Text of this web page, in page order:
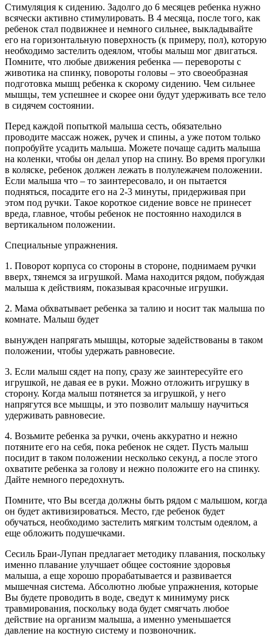
Стимуляция к сидению. Задолго до 6 месяцев ребенка нужно
всячески активно стимулировать. В 4 месяца, после того, как
ребенок стал подвижнее и немного сильнее, выкладывайте
его на горизонтальную поверхность (к примеру, пол), которую
необходимо застелить одеялом, чтобы малыш мог двигаться.
Помните, что любые движения ребенка — перевороты с
животика на спинку, повороты головы – это своеобразная
подготовка мышц ребенка к скорому сидению. Чем сильнее
мышцы, тем успешнее и скорее они будут удерживать все тело
в сидячем состоянии.
Перед каждой попыткой малыша сесть, обязательно
проводите массаж ножек, ручек и спины, а уже потом только
попробуйте усадить малыша. Можете почаще садить малыша
на коленки, чтобы он делал упор на спину. Во время прогулки
в коляске, ребенок должен лежать в полулежачем положении.
Если малыша что – то заинтересовало, и он пытается
подняться, посадите его на 2-3 минуты, придерживая при
этом под ручки. Такое короткое сидение вовсе не принесет
вреда, главное, чтобы ребенок не постоянно находился в
вертикальном положении.
Специальные упражнения.
1. Поворот корпуса со стороны в стороне, поднимаем ручки
вверх, тянемся за игрушкой. Мама находится рядом, побуждая
малыша к действиям, показывая красочные игрушки.
2. Мама обхватывает ребенка за талию и носит так малыша по
комнате. Малыш будет
вынужден напрягать мышцы, которые задействованы в таком
положении, чтобы удержать равновесие.
3. Если малыш сядет на попу, сразу же заинтересуйте его
игрушкой, не давая ее в руки. Можно отложить игрушку в
сторону. Когда малыш потянется за игрушкой, у него
напрягутся все мышцы, и это позволит малышу научиться
удерживать равновесие.
4. Возьмите ребенка за ручки, очень аккуратно и нежно
потяните его на себя, пока ребенок не сядет. Пусть малыш
посидит в таком положении несколько секунд, а после этого
охватите ребенка за голову и нежно положите его на спинку.
Дайте немного передохнуть.
Помните, что Вы всегда должны быть рядом с малышом, когда
он будет активизироваться. Место, где ребенок будет
обучаться, необходимо застелить мягким толстым одеялом, а
еще обложить подушечками.
Сесиль Браи-Лупан предлагает методику плавания, поскольку
именно плавание улучшает общее состояние здоровья
малыша, а еще хорошо прорабатывается и развивается
мышечная система. Абсолютно любые упражнения, которые
Вы будете проводить в воде, сведут к минимуму риск
травмирования, поскольку вода будет смягчать любое
действие на организм малыша, а именно уменьшается
давление на костную систему и позвоночник.